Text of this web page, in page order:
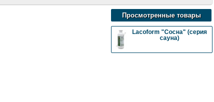
Просмотренные товары
Lacoform "Сосна" (серия
сауна)